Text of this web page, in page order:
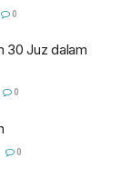
0
30 Juz dalam
0
0